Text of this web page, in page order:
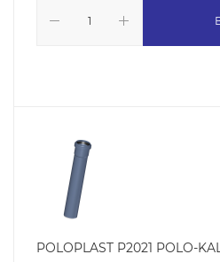
POLOPLAST P2021 POLO-